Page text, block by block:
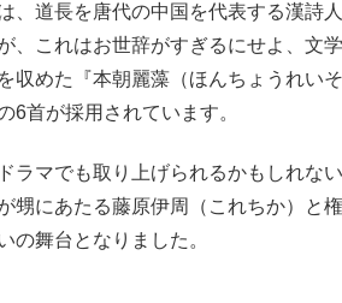
、道長を唐代の中国を代表する漢詩
、これはお世辞がすぎるにせよ、文
めた『本朝麗藻（ほんちょうれいそ
6首が採用されています。
マでも取り上げられるかもしれない
甥にあたる藤原伊周（これちか）と
の舞台となりました。